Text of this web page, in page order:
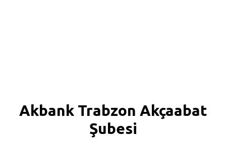
Akbank Trabzon Akçaabat
Şubesi